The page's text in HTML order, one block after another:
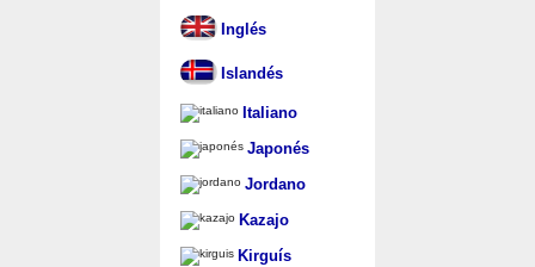
Inglés
Islandés
Italiano
Japonés
Jordano
Kazajo
Kirguís